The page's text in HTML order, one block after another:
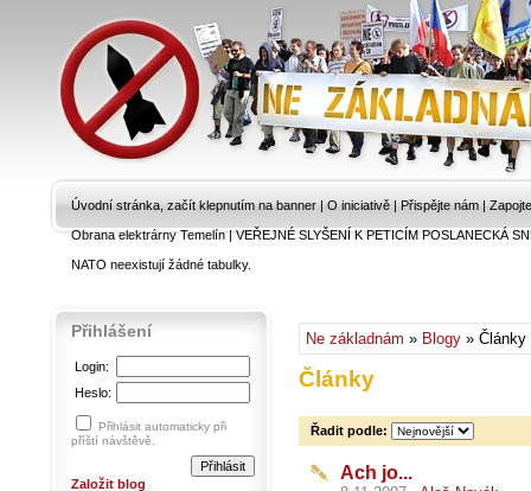
Úvodní stránka, začít klepnutím na banner | O iniciativě | Přispějte nám |
Obrana elektrárny Temelín|VEŘEJNÉ SLYŠENÍ K PETICÍM POSLANECKÁ
NATO neexistují žádné tabulky.
Ne základnám » Blogy » Články
Články
Řadit podle:
Ach jo...
Přihlášení
Login:
Heslo:
Přihlásit automaticky při
příští návštěvě.
Založit blog